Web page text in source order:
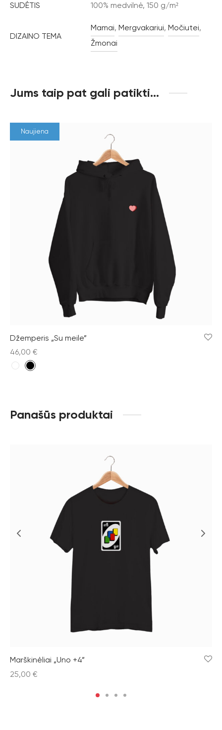
SUDĖTIS 100% medvilnė, 150 g/m²
DIZAINO TEMA
Mamai, Mergvakariui, Močiutei,
Žmonai
Jums taip pat gali patikti…
Naujiena
Džemperis „Su meile”
46,00 €
Panašūs produktai
Marškinėliai „Uno +4”
25,00 €